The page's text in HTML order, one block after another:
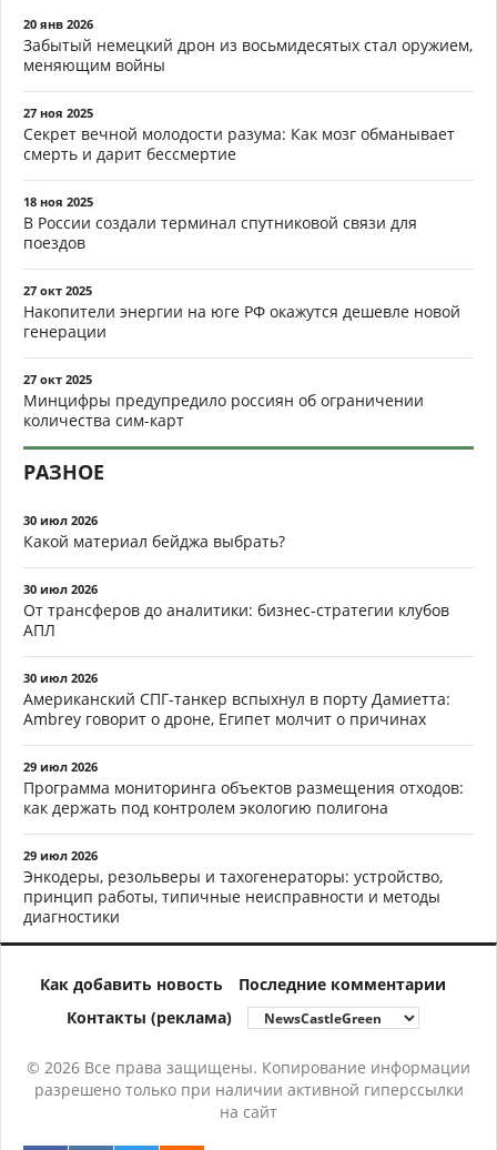
20 янв 2026
Забытый немецкий дрон из восьмидесятых стал оружием,
меняющим войны
27 ноя 2025
Секрет вечной молодости разума: Как мозг обманывает
смерть и дарит бессмертие
18 ноя 2025
В России создали терминал спутниковой связи для
поездов
27 окт 2025
Накопители энергии на юге РФ окажутся дешевле новой
генерации
27 окт 2025
Минцифры предупредило россиян об ограничении
количества сим-карт
РАЗНОЕ
30 июл 2026
Какой материал бейджа выбрать?
30 июл 2026
От трансферов до аналитики: бизнес-стратегии клубов
АПЛ
30 июл 2026
Американский СПГ-танкер вспыхнул в порту Дамиетта:
Ambrey говорит о дроне, Египет молчит о причинах
29 июл 2026
Программа мониторинга объектов размещения отходов:
как держать под контролем экологию полигона
29 июл 2026
Энкодеры, резольверы и тахогенераторы: устройство,
принцип работы, типичные неисправности и методы
диагностики
Как добавить новость
Последние комментарии
Контакты (реклама)
© 2026 Все права защищены. Копирование информации
разрешено только при наличии активной гиперссылки
на сайт